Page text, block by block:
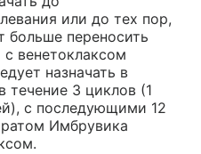
или до тех пор,
больше переносить
венетоклаксом
назначать в
течение 3 циклов (1
с последующими 12
Имбрувика